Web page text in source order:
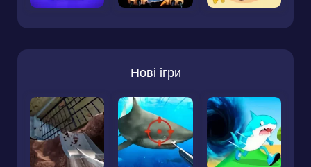
Нові ігри